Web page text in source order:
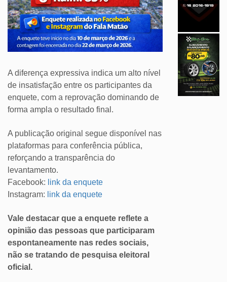
A diferença expressiva indica um alto nível
de insatisfação entre os participantes da
enquete, com a reprovação dominando de
forma ampla o resultado final.
A publicação original segue disponível nas
plataformas para conferência pública,
reforçando a transparência do
levantamento.
Facebook: link da enquete
Instagram: link da enquete
Vale destacar que a enquete reflete a
opinião das pessoas que participaram
espontaneamente nas redes sociais,
não se tratando de pesquisa eleitoral
oficial.